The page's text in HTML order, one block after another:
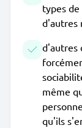
types
d'autres
d'autres
même
qu'ils